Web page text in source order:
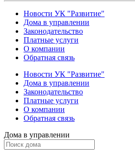
Новости УК "Развитие"
Дома в управлении
Законодательство
Платные услуги
О компании
Обратная связь
Новости УК "Развитие"
Дома в управлении
Законодательство
Платные услуги
О компании
Обратная связь
Дома в управлении